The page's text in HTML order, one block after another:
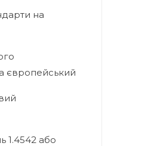
на
європейський
1.4542 або